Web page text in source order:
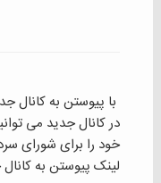
با پیوستن به کانال
در کانال جدید می
خود را برای شورای
لینک پیوستن به